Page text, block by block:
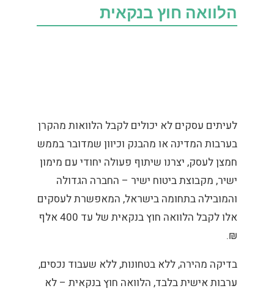
הלוואה חוץ בנקאית
לעיתים עסקים לא יכולים לקבל הלוואות מהקרן
בערבות המדינה או מהבנק וכיוון שמדובר בממש
חמצן לעסק, יצרנו שיתוף פעולה יחודי עם מימון
ישיר, מקבוצת ביטוח ישיר – החברה הגדולה
והמובילה בתחומה בישראל, המאפשרת לעסקים
אלו לקבל הלוואה חוץ בנקאית של עד 400 אלף
₪.
בדיקה מהירה, ללא בטחונות, ללא שעבוד נכסים,
ערבות אישית בלבד, הלוואה חוץ בנקאית – לא